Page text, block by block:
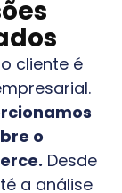
cliente é
o
Desde
a análise